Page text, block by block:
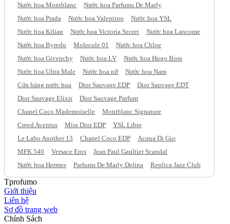
Nước hoa Montblanc
Nước hoa Parfums De Marly
Nước hoa Prada
Nước hoa Valentino
Nước hoa YSL
Nước hoa Kilian
Nước hoa Victoria Secret
Nước hoa Lancome
Nước hoa Byredo
Molecule 01
Nước hoa Chloe
Nước hoa Givenchy
Nước hoa LV
Nước hoa Hugo Boss
Nước hoa Ultra Male
Nước hoa nữ
Nước hoa Nam
Cửa hàng nước hoa
Dior Sauvage EDP
Dior Sauvage EDT
Dior Sauvage Elixir
Dior Sauvage Parfum
Chanel Coco Mademoiselle
Montblanc Signature
Creed Aventus
Miss Dior EDP
YSL Libre
Le Labo Another 13
Chanel Coco EDP
Acqua Di Gio
MFK 540
Versace Eros
Jean Paul Gaultier Scandal
Nước hoa Hermes
Parfums De Marly Delina Replica Jazz Club
Tprofumo
Giới thiệu
Liên hệ
Sơ đồ trang web
Chính Sách